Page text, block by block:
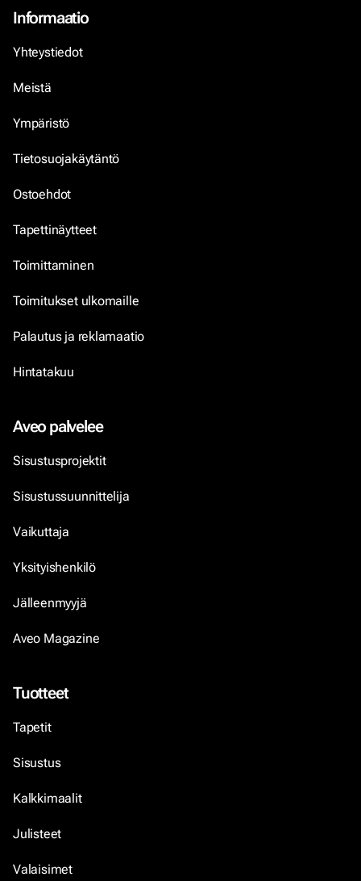
Informaatio
Yhteystiedot
Meistä
Ympäristö
Tietosuojakäytäntö
Ostoehdot
Tapettinäytteet
Toimittaminen
Toimitukset ulkomaille
Palautus ja reklamaatio
Hintatakuu
Aveo palvelee
Sisustusprojektit
Sisustussuunnittelija
Vaikuttaja
Yksityishenkilö
Jälleenmyyjä
Aveo Magazine
Tuotteet
Tapetit
Sisustus
Kalkkimaalit
Julisteet
Valaisimet